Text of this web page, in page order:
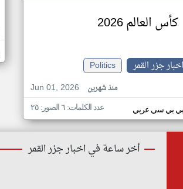
كأس العالم 2026
اخبار جزر القمر
Politics
Jun 01, 2026
منذ شهرين
بي بي سي عربي عدد الكلمات: ٦ الصور: ٢٥
أخر ساعة في اخبار جزر القمر